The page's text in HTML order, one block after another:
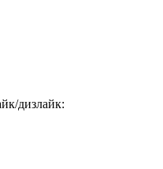
дизлайк: